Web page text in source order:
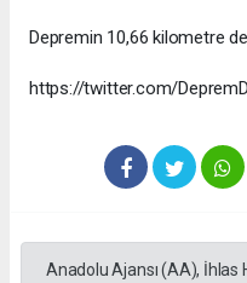
Depremin 10,66 kilometre
https://twitter.com/
Anadolu Ajansı (AA), İhlas